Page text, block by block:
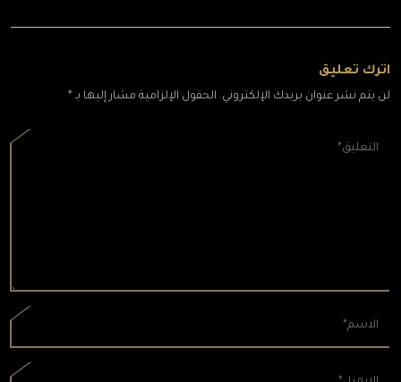
اترك تعليق
لن يتم نشر عنوان بريدك الإلكتروني. الحقول الإلزامية مشار إليها بـ *